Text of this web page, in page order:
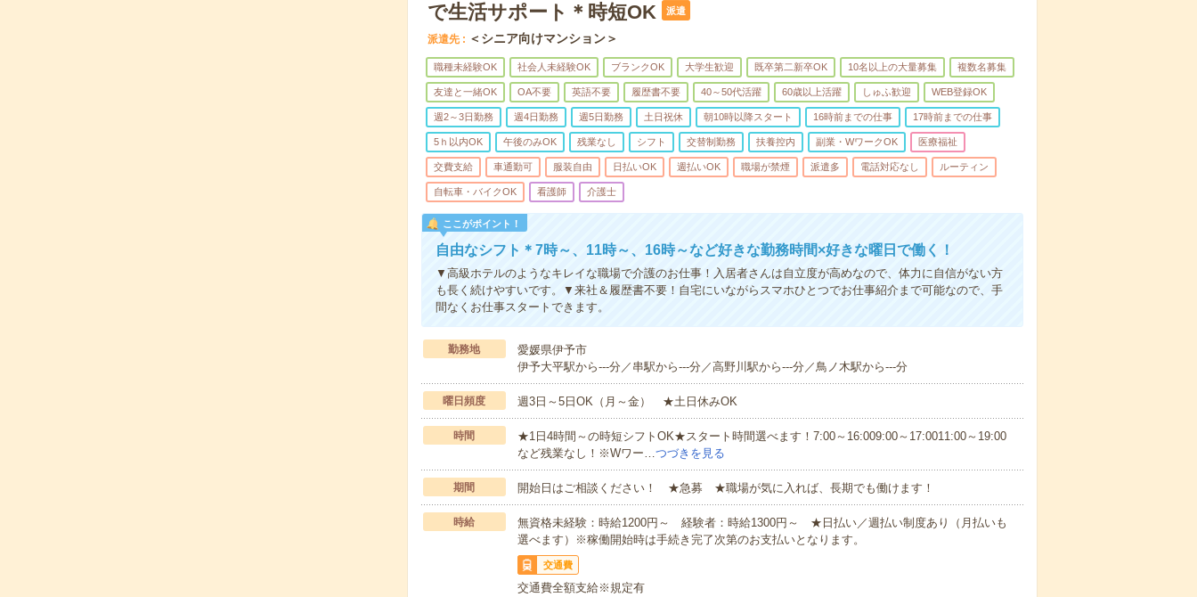
で生活サポート＊時短OK
派遣
派遣先 ＜シニア向けマンション＞
職種未経験OK 社会人未経験OK ブランクOK 大学生歓迎 既卒第二新卒OK 10名以上の大量募集 複数名募集
友達と一緒OK OA不要 英語不要 履歴書不要 40～50代活躍 60歳以上活躍 しゅふ歓迎 WEB登録OK
週2～3日勤務 週4日勤務 週5日勤務 土日祝休 朝10時以降スタート 16時前までの仕事 17時前までの仕事
5ｈ以内OK 午後のみOK 残業なし シフト 交替制勤務 扶養控内 副業・WワークOK 医療福祉
交費支給 車通勤可 服装自由 日払いOK 週払いOK 職場が禁煙 派遣多 電話対応なし ルーティン
自転車・バイクOK 看護師 介護士
ここがポイント！
自由なシフト＊7時～、11時～、16時～など好きな勤務時間×好きな曜日で働く！
▼高級ホテルのようなキレイな職場で介護のお仕事！入居者さんは自立度が高めなので、体力に自信がない方
も長く続けやすいです。▼来社＆履歴書不要！自宅にいながらスマホひとつでお仕事紹介まで可能なので、手
間なくお仕事スタートできます。
勤務地
愛媛県伊予市
伊予大平駅から---分／串駅から---分／高野川駅から---分／鳥ノ木駅から---分
曜日頻度 週3日～5日OK（月～金） ★土日休みOK
時間
★1日4時間～の時短シフトOK★スタート時間選べます！7:00～16:009:00～17:0011:00～19:00
など残業なし！※Wワー…つづきを見る
期間 開始日はご相談ください！ ★急募 ★職場が気に入れば、長期でも働けます！
時給
無資格未経験：時給1200円～ 経験者：時給1300円～ ★日払い／週払い制度あり（月払いも
選べます）※稼働開始時は手続き完了次第のお支払いとなります。
交通費
交通費全額支給※規定有